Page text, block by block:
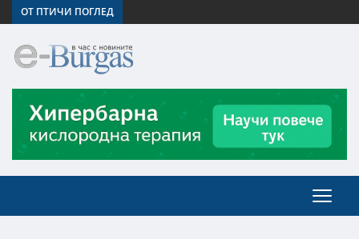
ОТ ПТИЧИ ПОГЛЕД